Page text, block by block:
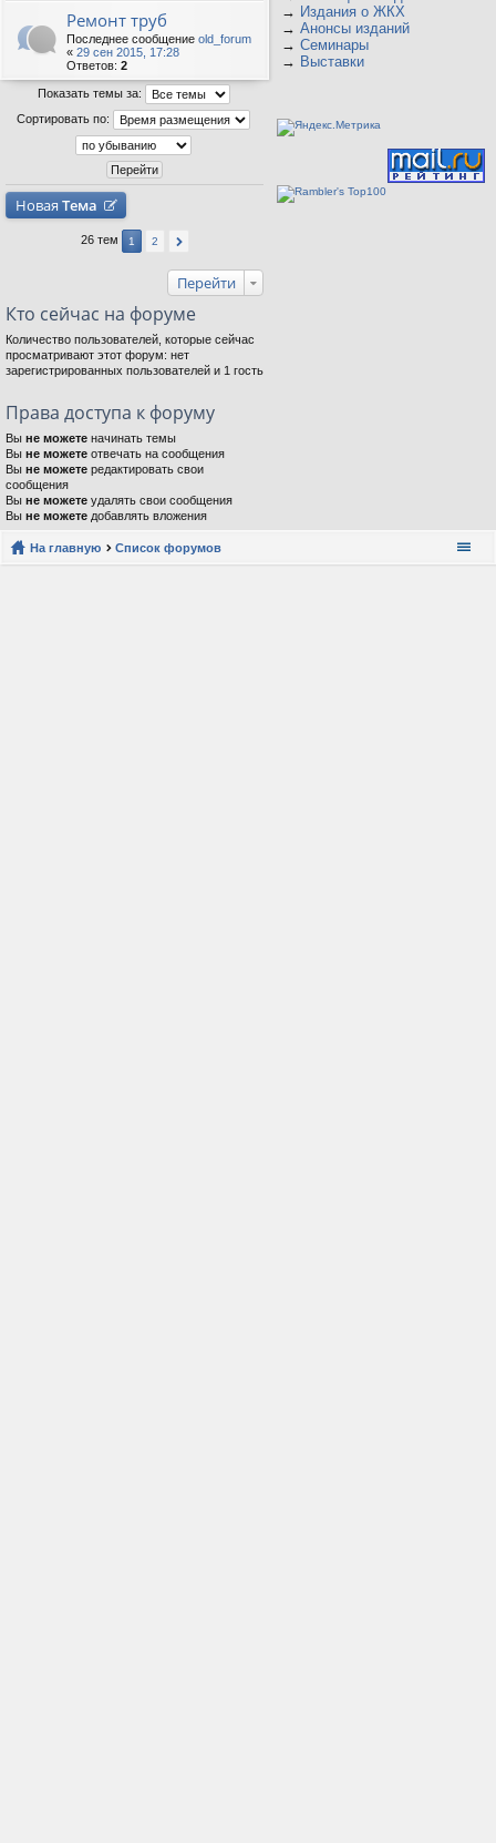
Ремонт труб
Последнее сообщение old_forum
« 29 сен 2015, 17:28
Ответов: 2
Показать темы за:
Сортировать по:
Новая Тема
26 тем 1 2
Перейти
Кто сейчас на форуме
Количество пользователей, которые сейчас
просматривают этот форум: нет
зарегистрированных пользователей и 1 гость
Права доступа к форуму
Вы не можете начинать темы
Вы не можете отвечать на сообщения
Вы не можете редактировать свои
сообщения
Вы не можете удалять свои сообщения
Вы не можете добавлять вложения
→ Издания о ЖКХ
→ Анонсы изданий
→ Семинары
→ Выставки
На главную Список форумов